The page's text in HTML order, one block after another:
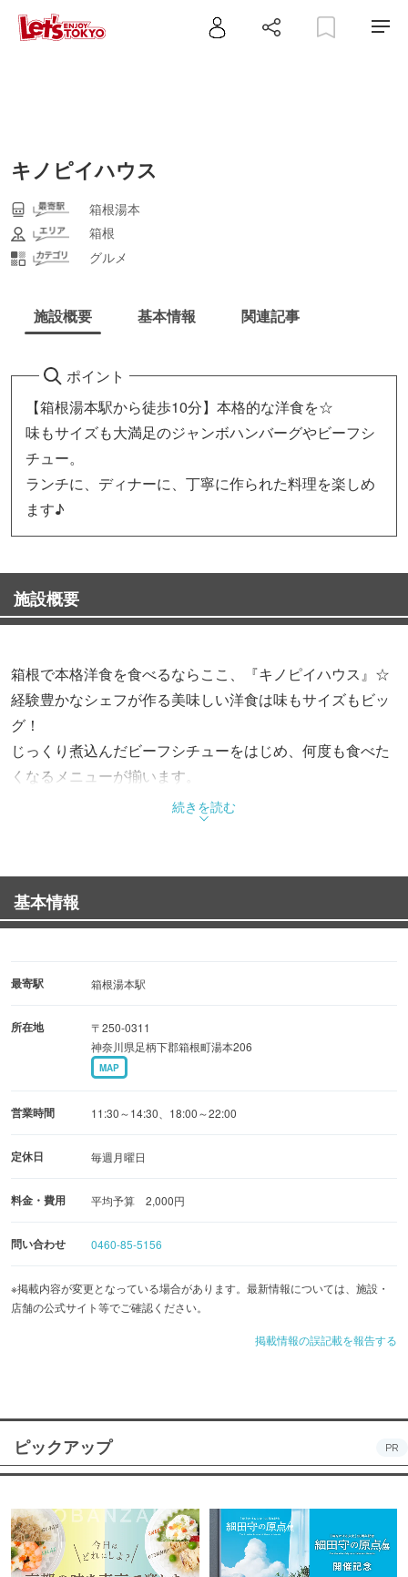
キノピイハウス
箱根湯本
箱根
グルメ
施設概要 基本情報 関連記事
ポイント
【箱根湯本駅から徒歩10分】本格的な洋食を☆
味もサイズも大満足のジャンボハンバーグやビーフシ
チュー。
ランチに、ディナーに、丁寧に作られた料理を楽しめ
ます♪
施設概要
箱根で本格洋食を食べるならここ、『キノピイハウス』☆
経験豊かなシェフが作る美味しい洋食は味もサイズもビッ
グ！
じっくり煮込んだビーフシチューをはじめ、何度も食べた
くなるメニューが揃います。
き 1,000円（税込）
ジャンボハンバーグ 1,000円（税込） お客様のお好み魚料
理 1,300円（税込）
■ランチ■
ビーフシチュー（オージービーフ）1,700円（税込）
ハヤシライス 1,000円（税込）
季節ごとに変わるセットのスープや、シェフが考案したド
てを抜かず、心を込めて丁寧に作っています。
美味しい洋食を、ぜひごゆっくりとご堪能ください。
続きを読む
基本情報
最寄駅 箱根湯本駅
所在地
〒250-0311
神奈川県足柄下郡箱根町湯本206
MAP
営業時間 11:30～14:30、18:00～22:00
定休日 毎週月曜日
料金・費用 平均予算 2,000円
問い合わせ 0460-85-5156
※掲載内容が変更となっている場合があります。最新情報については、施設・
店舗の公式サイト等でご確認ください。
掲載情報の誤記載を報告する
ピックアップ PR